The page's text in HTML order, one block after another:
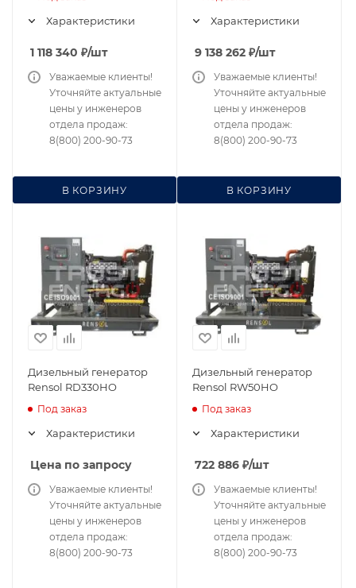
Характеристики
1 118 340 ₽/шт
В КОРЗИНУ
Уважаемые клиенты!
Уточняйте актуальные
цены у инженеров
отдела продаж:
8(800) 200-90-73
Характеристики
9 138 262 ₽/шт
В КОРЗИНУ
Уважаемые клиенты!
Уточняйте актуальные
цены у инженеров
отдела продаж:
8(800) 200-90-73
Дизельный генератор
Rensol RD330HO
Под заказ
Характеристики
Цена по запросу
Уважаемые клиенты!
Уточняйте актуальные
цены у инженеров
отдела продаж:
8(800) 200-90-73
Дизельный генератор
Rensol RW50HO
Под заказ
Характеристики
722 886 ₽/шт
Уважаемые клиенты!
Уточняйте актуальные
цены у инженеров
отдела продаж:
8(800) 200-90-73